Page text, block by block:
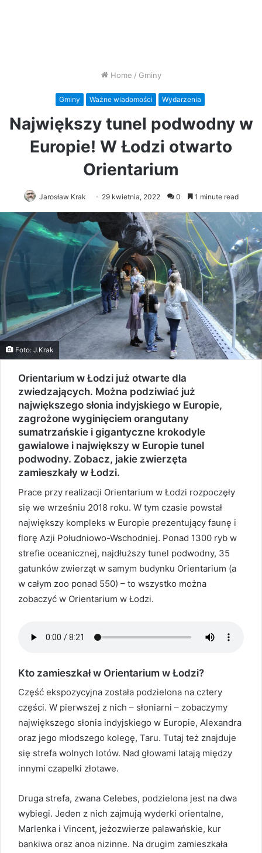
Home / Gminy
Gminy Ważne wiadomości Wydarzenia
Największy tunel podwodny w
Europie! W Łodzi otwarto
Orientarium
Jarosław Krak 29 kwietnia, 2022 0 1 minute read
Foto: J.Krak
Orientarium w Łodzi już otwarte dla
zwiedzających. Można podziwiać już
największego słonia indyjskiego w Europie,
zagrożone wyginięciem orangutany
sumatrzańskie i gigantyczne krokodyle
gawialowe i największy w Europie tunel
podwodny. Zobacz, jakie zwierzęta
zamieszkały w Łodzi.
Prace przy realizacji Orientarium w Łodzi rozpoczęły
się we wrześniu 2018 roku. W tym czasie powstał
największy kompleks w Europie prezentujący faunę i
florę Azji Południowo-Wschodniej. Ponad 1300 ryb w
strefie oceanicznej, najdłuższy tunel podwodny, 35
gatunków zwierząt w samym budynku Orientarium (a
w całym zoo ponad 550) – to wszystko można
zobaczyć w Orientarium w Łodzi.
Kto zamieszkał w Orientarium w Łodzi?
Część ekspozycyjna została podzielona na cztery
części. W pierwszej z nich – słoniarni – zobaczymy
największego słonia indyjskiego w Europie, Alexandra
oraz jego młodszego kolegę, Taru. Tutaj też znajduje
się strefa wolnych lotów. Nad głowami latają między
innymi czapelki złotawe.
Druga strefa, zwana Celebes, podzielona jest na dwa
wybiegi. Jeden z nich zajmują wyderki orientalne,
Marlenka i Vincent, jeżozwierze palawańskie, kur
bankiwa oraz anoa nizinne. Na drugim zamieszkała